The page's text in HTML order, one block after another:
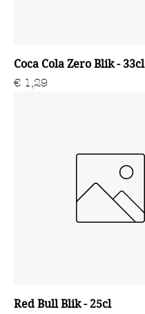
Coca Cola Zero Blik - 33cl
Prijs
€ 1,29
Red Bull Blik - 25cl